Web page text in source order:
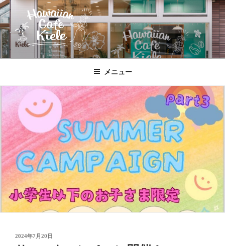
コ
ン
テ
ン
ツ
プ
HAWAIIAN CAFE KIELE
北本駅東口、徒歩２分のハワイ!!
メニュー
投
稿
2024年7月20日